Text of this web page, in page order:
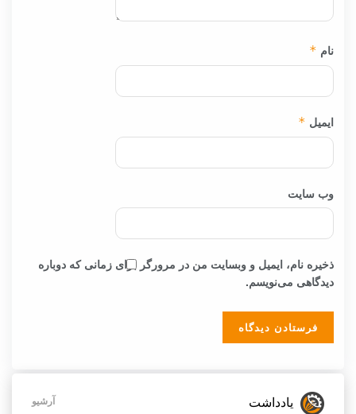
نام *
ایمیل *
وب‌ سایت
ذخیره نام، ایمیل و وبسایت من در مرورگر برای زمانی که دوباره
دیدگاهی می‌نویسم.
یادداشت آرشیو